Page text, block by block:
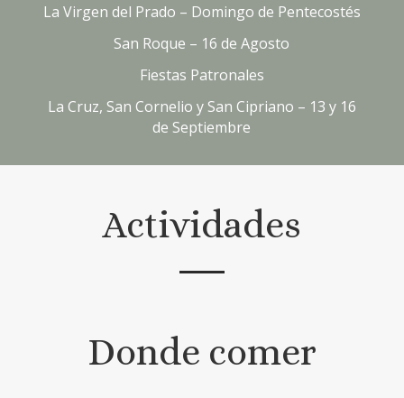
La Virgen del Prado – Domingo de Pentecostés
San Roque – 16 de Agosto
Fiestas Patronales
La Cruz, San Cornelio y San Cipriano – 13 y 16
de Septiembre
Actividades
Donde comer